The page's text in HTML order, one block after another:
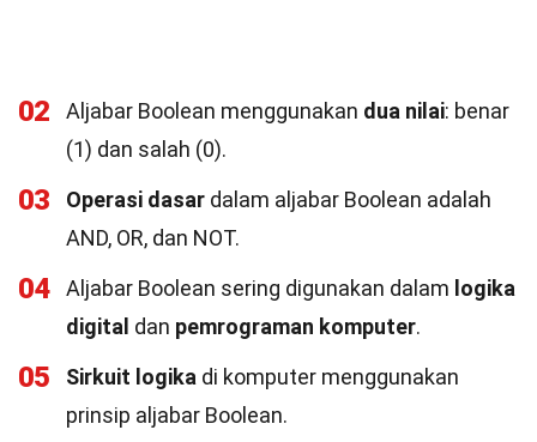
02 Aljabar Boolean menggunakan dua nilai: benar
(1) dan salah (0).
03 Operasi dasar dalam aljabar Boolean adalah
AND, OR, dan NOT.
04 Aljabar Boolean sering digunakan dalam logika
digital dan pemrograman komputer.
05 Sirkuit logika di komputer menggunakan
prinsip aljabar Boolean.